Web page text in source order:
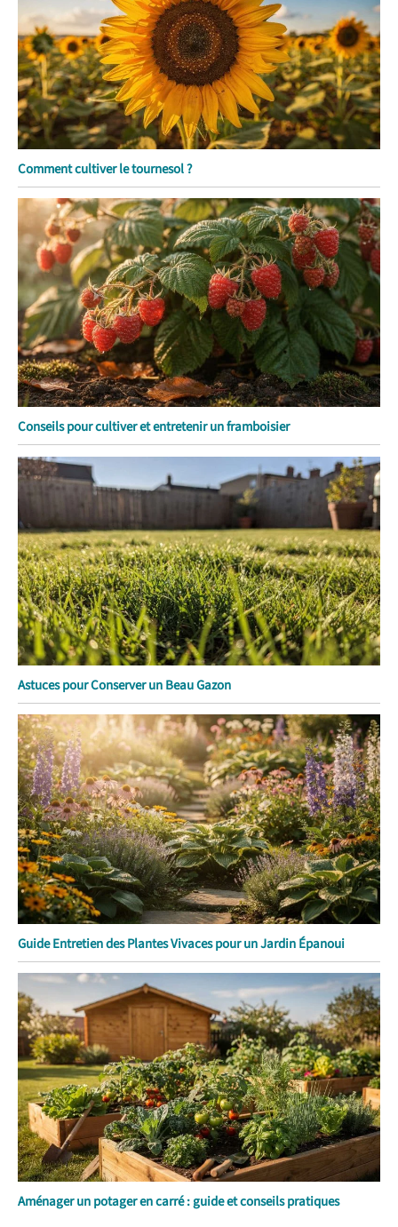
Comment cultiver le tournesol ?
Conseils pour cultiver et entretenir un framboisier
Astuces pour Conserver un Beau Gazon
Guide Entretien des Plantes Vivaces pour un Jardin Épanoui
Aménager un potager en carré : guide et conseils pratiques